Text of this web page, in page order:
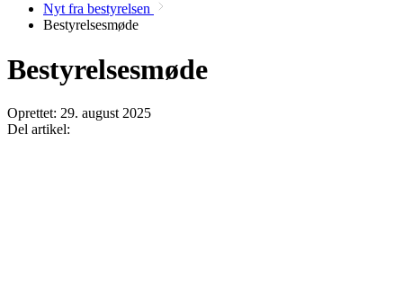
Nyt fra bestyrelsen
Bestyrelsesmøde
Bestyrelsesmøde
Oprettet: 29. august 2025
Del artikel: